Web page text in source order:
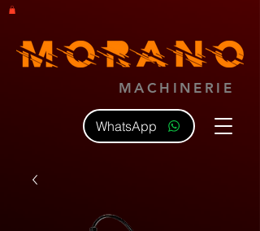
MACHINERIE
WhatsApp